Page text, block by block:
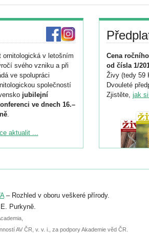
ornitologická v letošním
svého vzniku a při
ve spolupráci
společností
jubilejní
ve dnech 16.–
.
ke konferenci
do 6. září.
přednášky nebo
aktualit ...
Cena
od čísla 1/
Živy (tedy 59
Dvouleté
Zjistěte, jak
– Rozhled v oboru veškeré přírody.
Purkyně.
AV ČR, v. v. i., za podpory Akademie věd ČR.